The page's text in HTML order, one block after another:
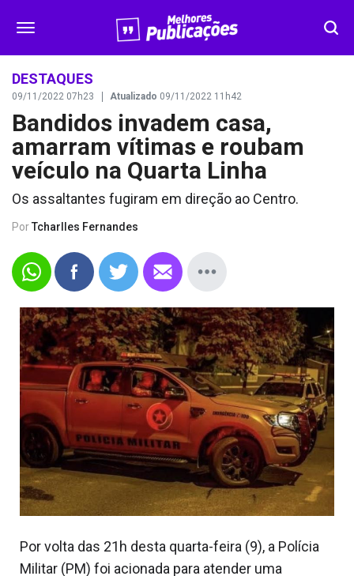
DESTAQUES
VÍDEOS
OPINIÃO
CONTATO
DESTAQUES
09/11/2022 07h23 Atualizado 09/11/2022 11h42
Bandidos invadem casa,
amarram vítimas e roubam
veículo na Quarta Linha
Os assaltantes fugiram em direção ao Centro.
PorTcharlles Fernandes
Por volta das 21h desta quarta-feira (9), a Polícia
Militar (PM) foi acionada para atender uma